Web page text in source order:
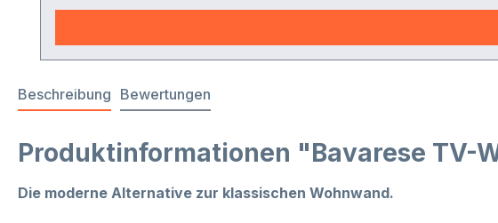
Beschreibung Bewertungen
Produktinformationen "Bavarese TV-
Die moderne Alternative zur klassischen Wohnwand.